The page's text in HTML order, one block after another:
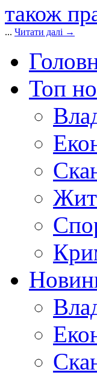
також
... Читати далі →
Топ